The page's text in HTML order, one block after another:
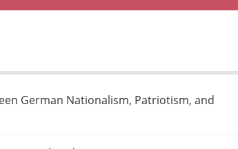
German Nationalism, Patriotism, and